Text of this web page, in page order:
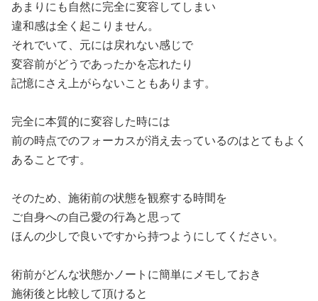
あまりにも自然に完全に変容してしまい
違和感は全く起こりません。
それでいて、元には戻れない感じで
変容前がどうであったかを忘れたり
記憶にさえ上がらないこともあります。
完全に本質的に変容した時には
前の時点でのフォーカスが消え去っているのはとてもよく
あることです。
そのため、施術前の状態を観察する時間を
ご自身への自己愛の行為と思って
ほんの少しで良いですから持つようにしてください。
術前がどんな状態かノートに簡単にメモしておき
施術後と比較して頂けると